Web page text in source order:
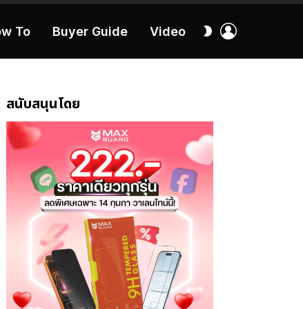
To Buyer Guide Video
สลับ
สนับสนุนโดย